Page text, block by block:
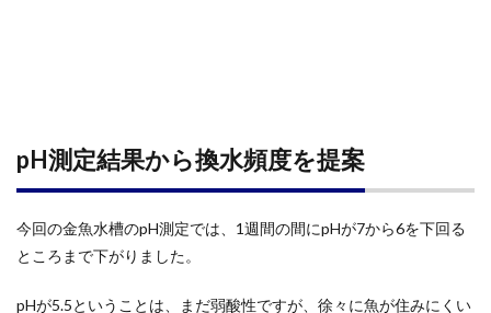
pH測定結果から換水頻度を提案
今回の金魚水槽のpH測定では、1週間の間にpHが7から6を下回る
ところまで下がりました。
pHが5.5ということは、まだ弱酸性ですが、徐々に魚が住みにくい